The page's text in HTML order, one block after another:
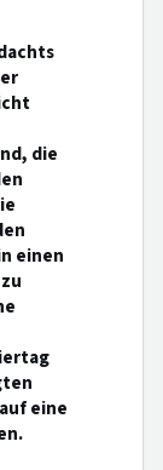
die
einen
eine